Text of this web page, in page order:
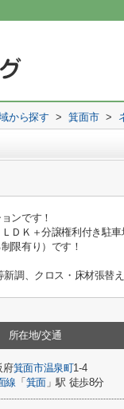
から探す > 箕面市 >
ンです！
ＤＫ＋分譲権利付き駐車
限有り）です！
調、クロス・床材張替え
所在地/交通
府箕面市温泉町1-4
線 「 箕面」駅 徒歩8分